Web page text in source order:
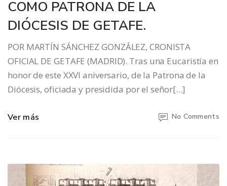
COMO PATRONA DE LA
DIÓCESIS DE GETAFE.
POR MARTÍN SÁNCHEZ GONZÁLEZ, CRONISTA
OFICIAL DE GETAFE (MADRID). Tras una Eucaristía en
honor de este XXVI aniversario, de la Patrona de la
Diócesis, oficiada y presidida por el señor[…]
Ver más No Comments